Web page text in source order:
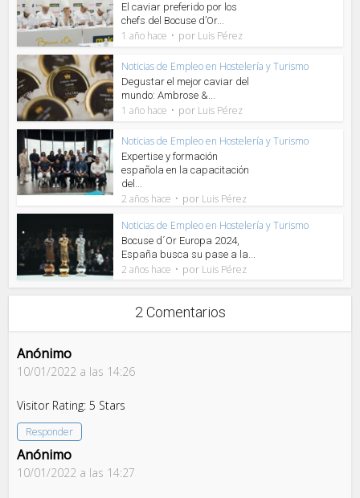
El caviar preferido por los
chefs del Bocuse d’Or...
1 año hace por Luis Pérez
Noticias de Empleo en Hostelería y Turismo
Degustar el mejor caviar del
mundo: Ambrose &...
1 año hace por Luis Pérez
Noticias de Empleo en Hostelería y Turismo
Expertise y formación
española en la capacitación
del...
2 años hace por Luis Pérez
Noticias de Empleo en Hostelería y Turismo
Bocuse d´Or Europa 2024,
España busca su pase a la...
2 años hace por Luis Pérez
2 Comentarios
Anónimo
10/01/2022 a las 14:26
Visitor Rating: 5 Stars
Responder
Anónimo
10/01/2022 a las 14:27